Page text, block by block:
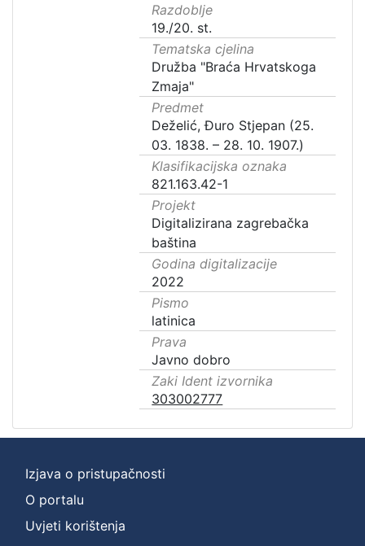
Razdoblje
19./20. st.
Tematska cjelina
Družba "Braća Hrvatskoga
Zmaja"
Predmet
Deželić, Đuro Stjepan (25.
03. 1838. – 28. 10. 1907.)
Klasifikacijska oznaka
821.163.42-1
Projekt
Digitalizirana zagrebačka
baština
Godina digitalizacije
2022
Pismo
latinica
Prava
Javno dobro
Zaki Ident izvornika
303002777
Izjava o pristupačnosti
O portalu
Uvjeti korištenja